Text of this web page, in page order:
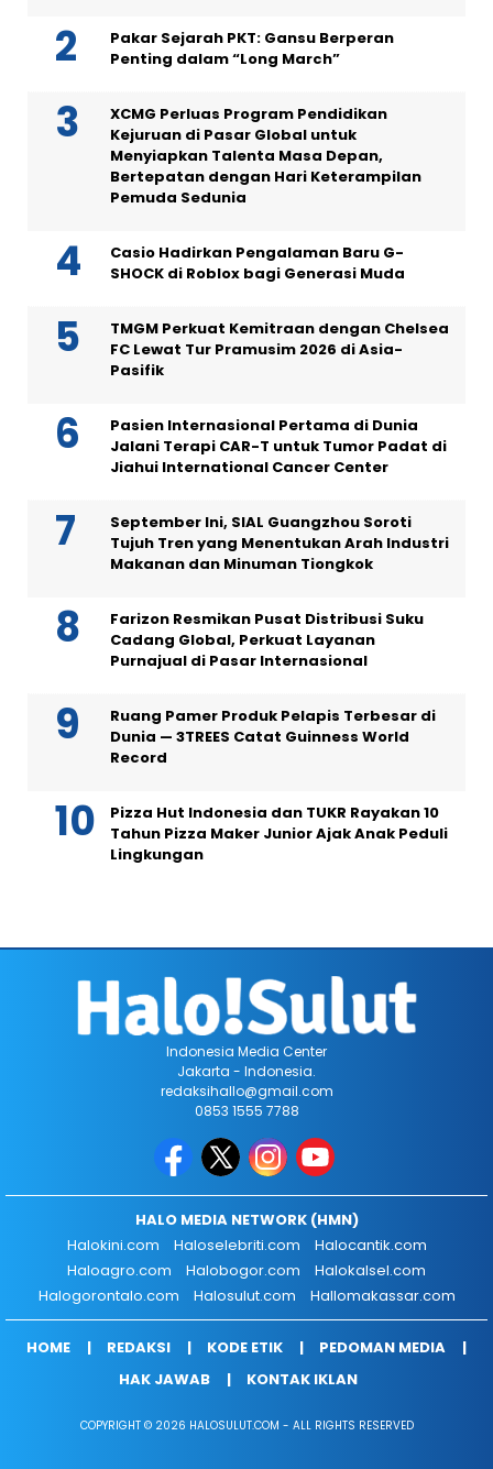
Pakar Sejarah PKT: Gansu Berperan
Penting dalam “Long March”
XCMG Perluas Program Pendidikan
Kejuruan di Pasar Global untuk
Menyiapkan Talenta Masa Depan,
Bertepatan dengan Hari Keterampilan
Pemuda Sedunia
Casio Hadirkan Pengalaman Baru G-
SHOCK di Roblox bagi Generasi Muda
TMGM Perkuat Kemitraan dengan Chelsea
FC Lewat Tur Pramusim 2026 di Asia-
Pasifik
Pasien Internasional Pertama di Dunia
Jalani Terapi CAR-T untuk Tumor Padat di
Jiahui International Cancer Center
September Ini, SIAL Guangzhou Soroti
Tujuh Tren yang Menentukan Arah Industri
Makanan dan Minuman Tiongkok
Farizon Resmikan Pusat Distribusi Suku
Cadang Global, Perkuat Layanan
Purnajual di Pasar Internasional
Ruang Pamer Produk Pelapis Terbesar di
Dunia — 3TREES Catat Guinness World
Record
Pizza Hut Indonesia dan TUKR Rayakan 10
Tahun Pizza Maker Junior Ajak Anak Peduli
Lingkungan
Indonesia Media Center
Jakarta - Indonesia.
redaksihallo@gmail.com
0853 1555 7788
HALO MEDIA NETWORK (HMN)
Halokini.com
Haloselebriti.com
Halocantik.com
Haloagro.com
Halobogor.com
Halokalsel.com
Halogorontalo.com
Halosulut.com Hallomakassar.com
HOME REDAKSI KODE ETIK
PEDOMAN MEDIA
HAK JAWAB
KONTAK IKLAN
COPYRIGHT © 2026 HALOSULUT.COM - ALL RIGHTS RESERVED